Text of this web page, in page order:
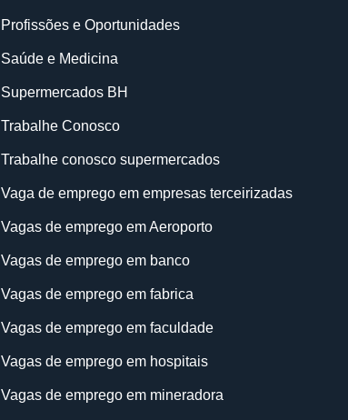
Profissões e Oportunidades
Saúde e Medicina
Supermercados BH
Trabalhe Conosco
Trabalhe conosco supermercados
Vaga de emprego em empresas terceirizadas
Vagas de emprego em Aeroporto
Vagas de emprego em banco
Vagas de emprego em fabrica
Vagas de emprego em faculdade
Vagas de emprego em hospitais
Vagas de emprego em mineradora